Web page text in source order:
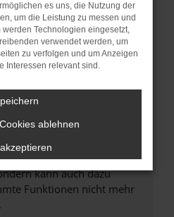
die Seite in einem
in einem privaten
neu.
dem neuesten Stand
nicht nur ein
kann auch dazu
Funktionen nicht mehr
es uns, die Nutzung der
um die Leistung zu messen und
Technologien eingesetzt,
verwendet werden, um
zu verfolgen und um Anzeigen
Interessen relevant sind.
ablehnen